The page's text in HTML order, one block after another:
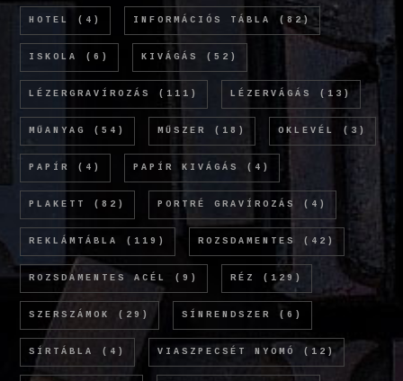
HOTEL (4) INFORMÁCIÓS TÁBLA (82)
ISKOLA (6) KIVÁGÁS (52)
LÉZERGRAVÍROZÁS (111) LÉZERVÁGÁS (13)
MŰANYAG (54) MŰSZER (18) OKLEVÉL (3)
PAPÍR (4) PAPÍR KIVÁGÁS (4)
PLAKETT (82) PORTRÉ GRAVÍROZÁS (4)
REKLÁMTÁBLA (119) ROZSDAMENTES (42)
ROZSDAMENTES ACÉL (9) RÉZ (129)
SZERSZÁMOK (29) SÍNRENDSZER (6)
SÍRTÁBLA (4) VIASZPECSÉT NYOMÓ (12)